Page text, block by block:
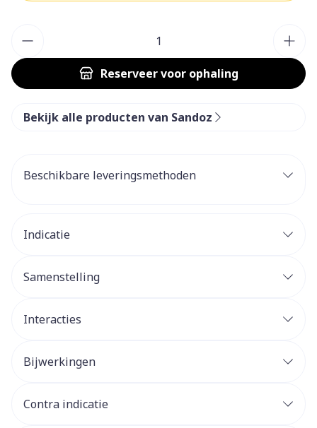
Reserveervoor ophaling
Bekijk alle producten van Sandoz
Beschikbare leveringsmethoden
Indicatie
Samenstelling
Interacties
Bijwerkingen
Contra indicatie